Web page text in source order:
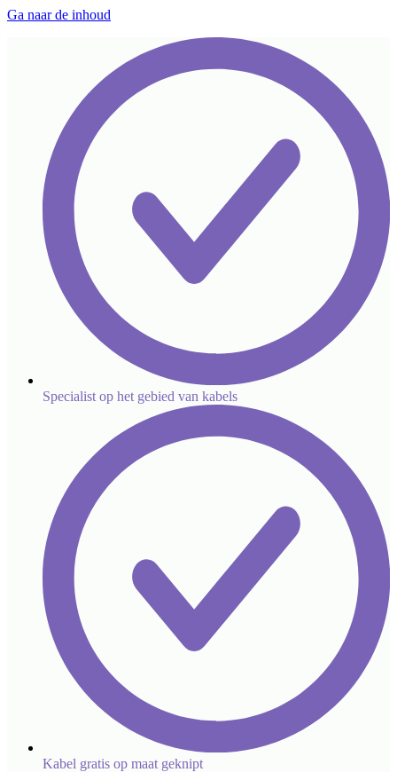
Ga naar de inhoud
Specialist op het gebied van kabels
Kabel gratis op maat geknipt